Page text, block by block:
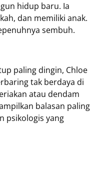
hidup baru. Ia
dan memiliki anak.
sembuh.
paling dingin, Chloe
tak berdaya di
atau dendam
balasan paling
psikologis yang